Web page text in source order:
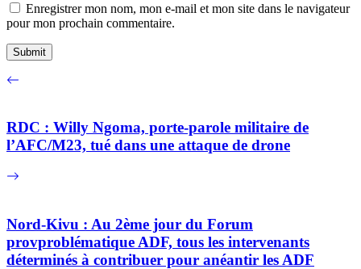
Enregistrer mon nom, mon e-mail et mon site dans le navigateur
pour mon prochain commentaire.
RDC : Willy Ngoma, porte-parole militaire de
l’AFC/M23, tué dans une attaque de drone
Nord-Kivu : Au 2ème jour du Forum
provproblématique ADF, tous les intervenants
déterminés à contribuer pour anéantir les ADF